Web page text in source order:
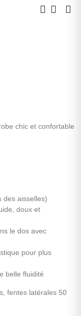
chic et confortable
des aisselles)
doux et
le dos avec
pour plus
belle fluidité
fentes latérales 50